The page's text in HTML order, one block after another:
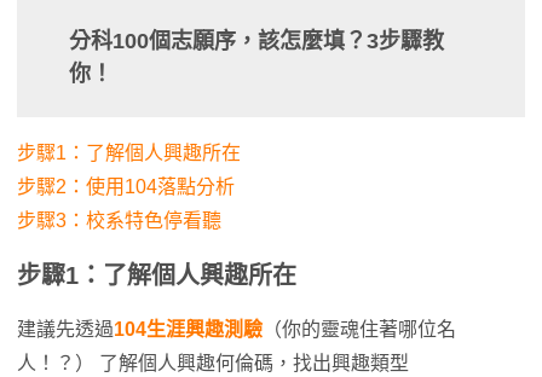
分科100個志願序，該怎麼填？3步驟教
你！
步驟1：了解個人興趣所在
步驟2：使用104落點分析
步驟3：校系特色停看聽
步驟1：了解個人興趣所在
建議先透過104生涯興趣測驗 （你的靈魂住著哪位名
人！？） 了解個人興趣何倫碼，找出興趣類型